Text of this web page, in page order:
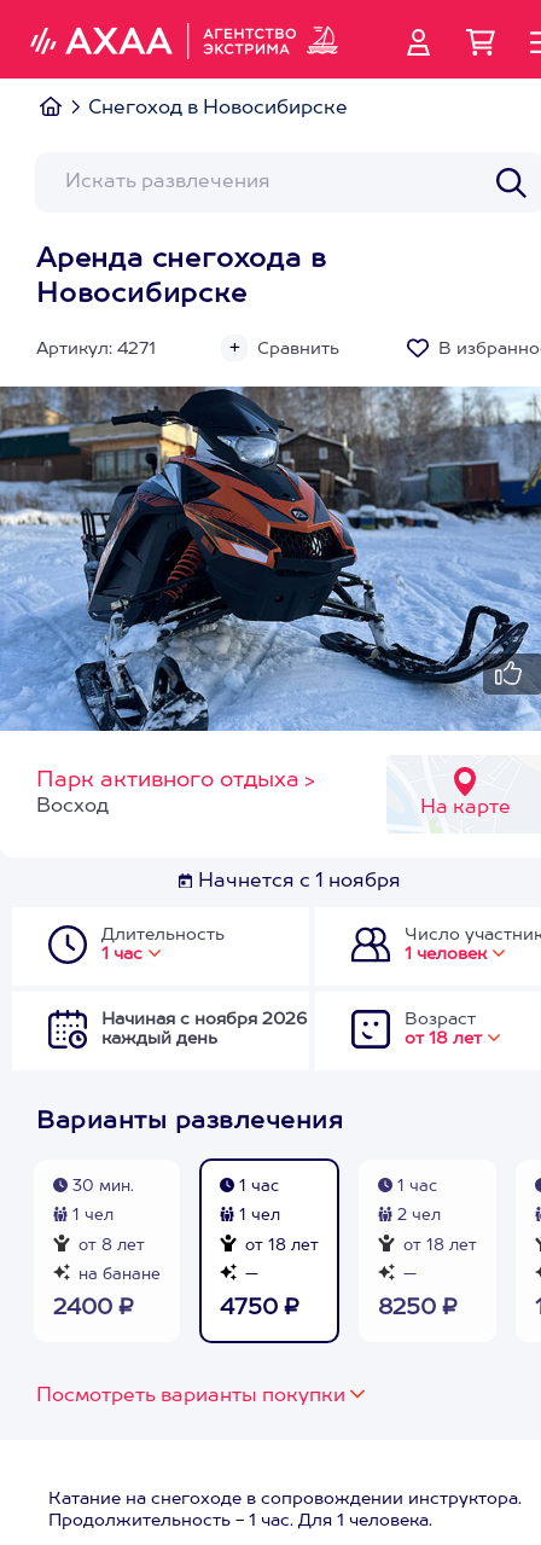
Снегоход в Новосибирске
Аренда снегохода в
Новосибирске
Артикул: 4271 Сравнить В
Парк активного отдыха >
На карте
Восход
Начнется с 1 ноября
Длительность
1 час
Число
1 человек
Начиная с ноября 2026
каждый день
Возраст
от 18 лет
Варианты развлечения
30 мин.
1 чел
от 8 лет
на банане
2400 ₽
1 час
1 чел
от 18 лет
—
4750 ₽
1 час
2 чел
от 18 лет
—
8250 ₽
Посмотреть варианты покупки
Катание на снегоходе в сопровождении инструктора.
Продолжительность - 1 час. Для 1 человека.